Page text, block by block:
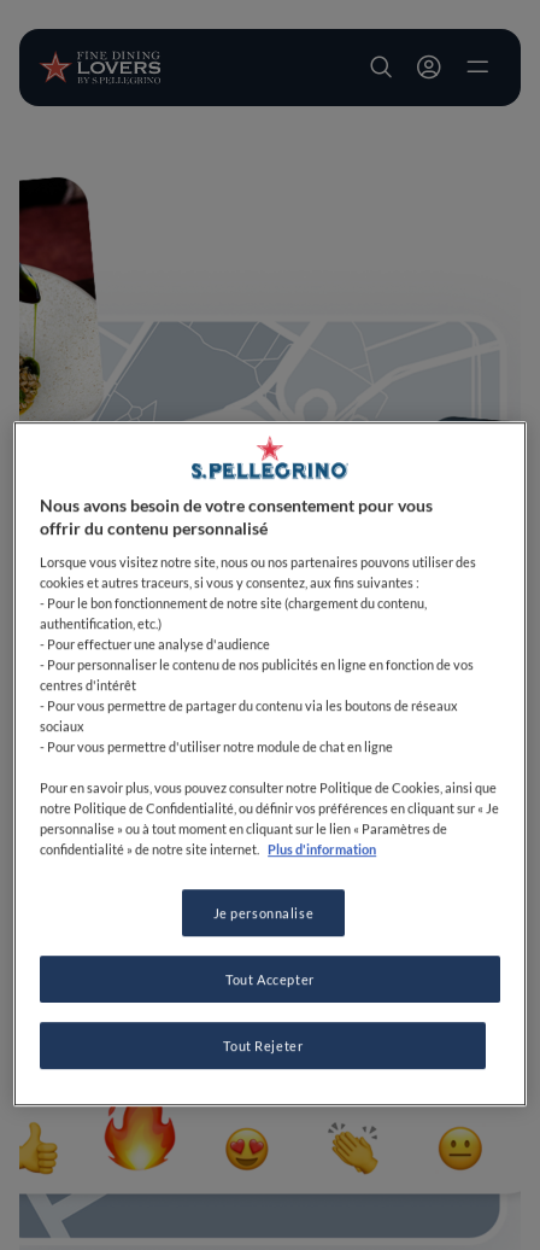
User account
Nous avons besoin de votre consentement pour vous
offrir du contenu personnalisé
Lorsque vous visitez notre site, nous ou nos partenaires pouvons utiliser des
cookies et autres traceurs, si vous y consentez, aux fins suivantes :
- Pour le bon fonctionnement de notre site (chargement du contenu,
authentification, etc.)
- Pour effectuer une analyse d'audience
- Pour personnaliser le contenu de nos publicités en ligne en fonction de vos
centres d'intérêt
- Pour vous permettre de partager du contenu via les boutons de réseaux
sociaux
- Pour vous permettre d'utiliser notre module de chat en ligne
Pour en savoir plus, vous pouvez consulter notre Politique de Cookies, ainsi que
notre Politique de Confidentialité, ou définir vos préférences en cliquant sur « Je
personnalise » ou à tout moment en cliquant sur le lien « Paramètres de
confidentialité » de notre site internet.
Plus d'information
Je personnalise
Tout Rejeter
Tout Accepter